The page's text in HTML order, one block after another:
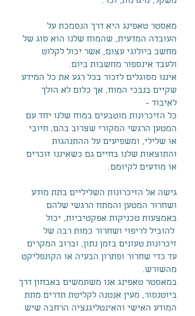
מאסטר טאפינג היא דרך הנסמכת על
העובדה המדעית, שהמוח שלנו הוא סוג של
מחשב ביולוגי עצום, אשר יכול לקלוט
ולעבד אינספור מחשבות ביום.
איננו מסוגלים לזכור בכל רגע את כל המידע
שקיים בנבכי המוח, אך כלום לא הולך
לאיבוד -
כל הזיכרונות מוטבעים במוח שלנו יחד עם
המטען הרגשי המקורי שצרוב בהם, חיובי
או שלילי, ומשפיעים על ההתנהגות
והתוצאות שלנו בחיים גם כשאיננו זוכרים
או מודעים לקיומם.
גישה אל הזיכרונות השליליים בתת מודע
ושחרור המטען והמתח הרגשי שלהם
באמצעות טכניקות אפקטיביות, יכול
להוביל לריפוי ושחרור כמות רבה של
זיכרונות טעונים בזמן נתון, וברוב המקרים
עד כדי שחרור ופתרון הבעיה או הקונפליקט
מהשורש.
במאסטר טאפינג אנו משתמשים באבחון דרך
ביוטנסור, מעין אנטנה לקליטת תדרים מתת
המודע האישי והאינטליגנציה הרחבה שיש